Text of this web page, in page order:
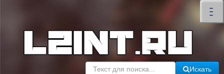
–
–
–
×
Искать